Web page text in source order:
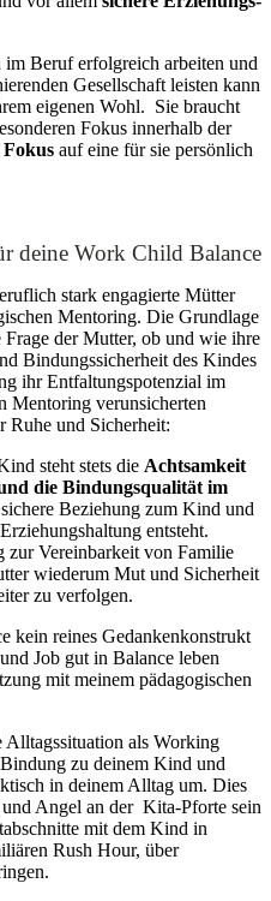
Beruf erfolgreich arbeiten und
Gesellschaft leisten kann
eigenen Wohl. Sie braucht
Fokus innerhalb der
Fokus auf eine für sie persönlich
deine Work Child Balance
stark engagierte Mütter
Mentoring. Die Grundlage
der Mutter, ob und wie ihre
Bindungssicherheit des Kindes
ihr Entfaltungspotenzial im
Mentoring verunsicherten
Ruhe und Sicherheit:
steht stets die Achtsamkeit
die Bindungsqualität im
Beziehung zum Kind und
entsteht.
zur Vereinbarkeit von Familie
wiederum Mut und Sicherheit
zu verfolgen.
kein reines Gedankenkonstrukt
Job gut in Balance leben
mit meinem pädagogischen
Alltagssituation als Working
zu deinem Kind und
in deinem Alltag um. Dies
Angel an der Kita-Pforte sein
mit dem Kind in
Rush Hour, über